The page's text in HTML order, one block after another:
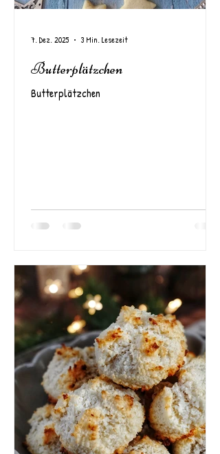
Butterplätzchen
Butterplätzchen
7. Dez. 2025 3 Min. Lesezeit